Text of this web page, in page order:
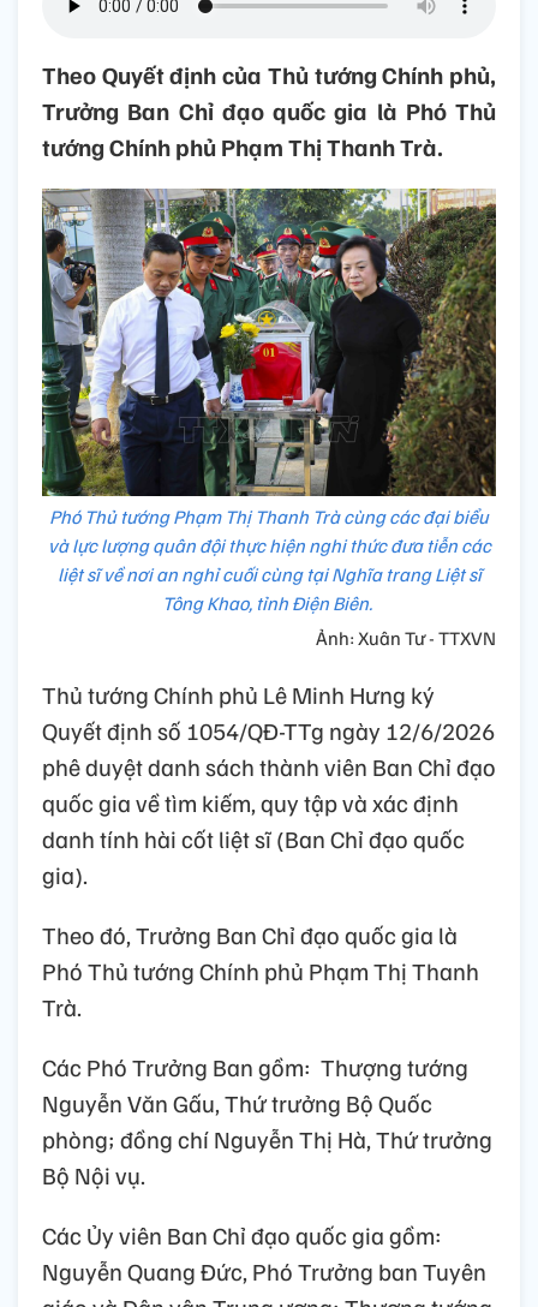
Theo Quyết định của Thủ tướng Chính phủ,
Trưởng Ban Chỉ đạo quốc gia là Phó Thủ
tướng Chính phủ Phạm Thị Thanh Trà.
Phó Thủ tướng Phạm Thị Thanh Trà cùng các đại biểu
và lực lượng quân đội thực hiện nghi thức đưa tiễn các
liệt sĩ về nơi an nghỉ cuối cùng tại Nghĩa trang Liệt sĩ
Tông Khao, tỉnh Điện Biên.
Ảnh: Xuân Tư - TTXVN
Thủ tướng Chính phủ Lê Minh Hưng ký
Quyết định số 1054/QĐ-TTg ngày 12/6/2026
phê duyệt danh sách thành viên Ban Chỉ đạo
quốc gia về tìm kiếm, quy tập và xác định
danh tính hài cốt liệt sĩ (Ban Chỉ đạo quốc
gia).
Theo đó, Trưởng Ban Chỉ đạo quốc gia là
Phó Thủ tướng Chính phủ Phạm Thị Thanh
Trà.
Các Phó Trưởng Ban gồm: Thượng tướng
Nguyễn Văn Gấu, Thứ trưởng Bộ Quốc
phòng; đồng chí Nguyễn Thị Hà, Thứ trưởng
Bộ Nội vụ.
Các Ủy viên Ban Chỉ đạo quốc gia gồm:
Nguyễn Quang Đức, Phó Trưởng ban Tuyên